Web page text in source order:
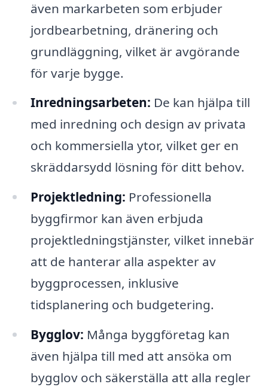
även markarbeten som erbjuder
jordbearbetning, dränering och
grundläggning, vilket är avgörande
för varje bygge.
Inredningsarbeten: De kan hjälpa till
med inredning och design av privata
och kommersiella ytor, vilket ger en
skräddarsydd lösning för ditt behov.
Projektledning: Professionella
byggfirmor kan även erbjuda
projektledningstjänster, vilket innebär
att de hanterar alla aspekter av
byggprocessen, inklusive
tidsplanering och budgetering.
Bygglov: Många byggföretag kan
även hjälpa till med att ansöka om
bygglov och säkerställa att alla regler